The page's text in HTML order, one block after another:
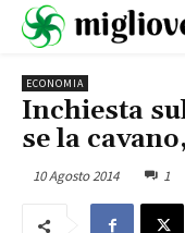
ECONOMIA
Inchiesta
se la
10 Agosto 2014 1